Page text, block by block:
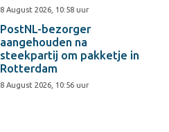
8 August 2026, 10:58 uur
PostNL-bezorger
aangehouden na
steekpartij om pakketje in
Rotterdam
8 August 2026, 10:56 uur